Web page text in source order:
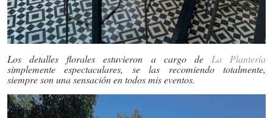
Los detalles florales estuvieron a cargo de La Plantería
simplemente espectaculares, se las recomiendo totalmente,
siempre son una sensación en todos mis eventos.